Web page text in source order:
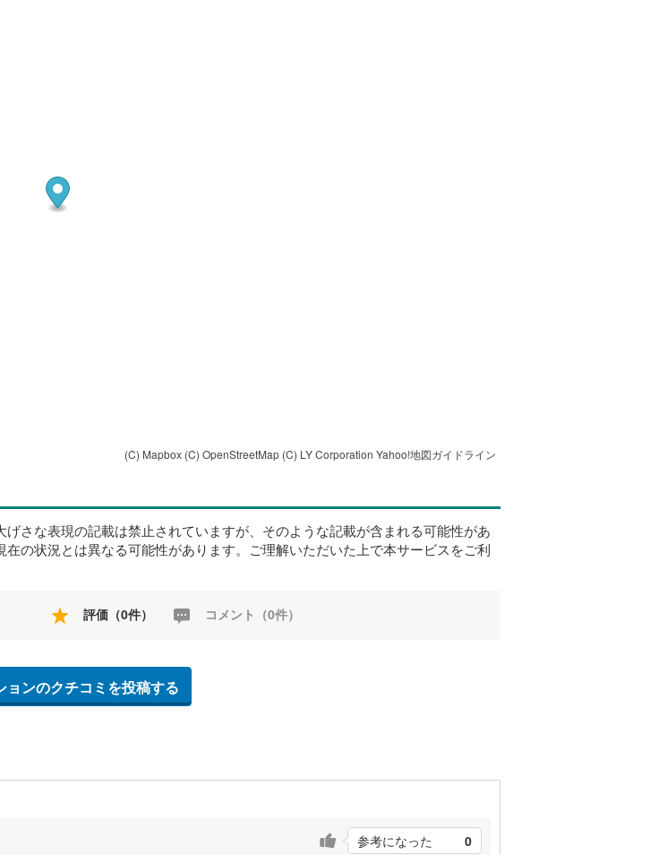
(C) Mapbox (C) OpenStreetMap (C) LY Corporation Yahoo!地図ガイドライン
さな表現の記載は禁止されていますが、そのような記載が含まれる可能性があ
の状況とは異なる可能性があります。ご理解いただいた上で本サービスをご利
評価（0件） コメント（0件）
ョンのクチコミを投稿する
参考になった 0